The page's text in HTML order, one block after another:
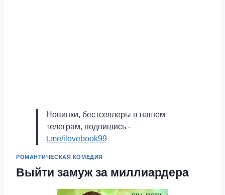
Новинки, бестселлеры в нашем
телеграм, подпишись -
t.me/ilovebook99
РОМАНТИЧЕСКАЯ КОМЕДИЯ
Выйти замуж за миллиардера